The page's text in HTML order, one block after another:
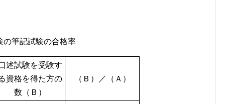
の筆記試験の合格率
述試験を受験す
資格を得た方の
数（Ｂ）
（Ｂ）／（Ａ）